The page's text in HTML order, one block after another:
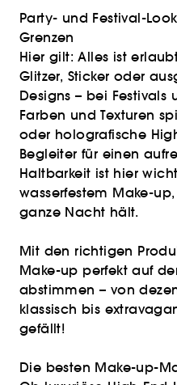
Party- und Festival-
Grenzen
Hier gilt: Alles ist
Glitzer, Sticker oder
Designs – bei Festivals
Farben und Texturen
oder holografische
Begleiter für einen
Haltbarkeit ist hier
wasserfestem Make-
ganze Nacht hält.
Mit den richtigen
Make-up perfekt auf
abstimmen – von
klassisch bis
gefällt!
Die besten Make-up-